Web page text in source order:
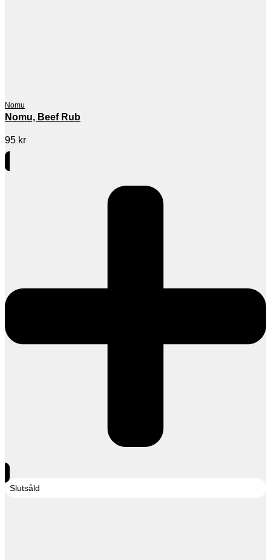
Nomu
Nomu, Beef Rub
95 kr
Slutsåld